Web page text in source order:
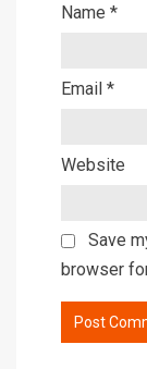
Name *
Email *
Website
Save
browser